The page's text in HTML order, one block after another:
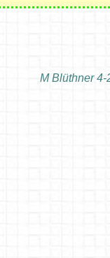
M Blüthner 4-